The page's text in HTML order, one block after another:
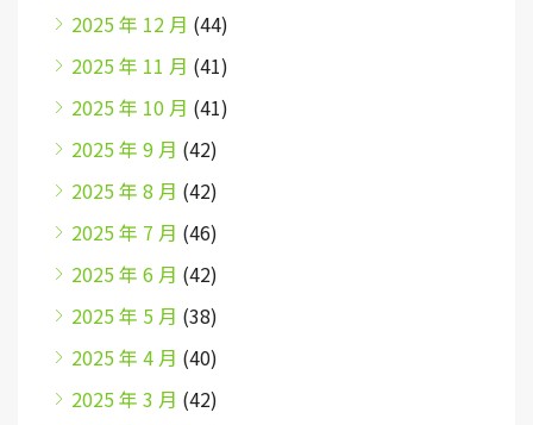
2025 年 12 月 (44)
2025 年 11 月 (41)
2025 年 10 月 (41)
2025 年 9 月 (42)
2025 年 8 月 (42)
2025 年 7 月 (46)
2025 年 6 月 (42)
2025 年 5 月 (38)
2025 年 4 月 (40)
2025 年 3 月 (42)